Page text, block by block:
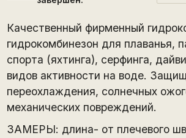
Качественный фирменный
гидрокомбинезон для плаванья,
спорта (яхтинга), серфинга,
видов активности на воде.
переохлаждения, солнечных
механических повреждений.
ЗАМЕРЫ: длина- от плечевого